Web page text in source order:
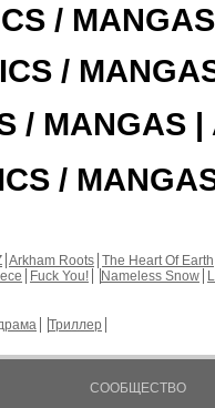
/
/
/ MANGAS |
/
Arkham Roots The Heart Of Earth
Fuck You! Nameless Snow
Триллер
СООБЩЕСТВО